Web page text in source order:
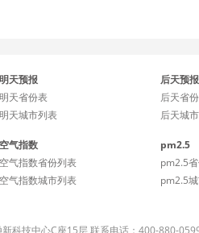
明天预报
明天省份表
明天城市列表
后天预报
后天省
后天城
空气指数
空气指数省份列表
空气指数城市列表
pm2.5
pm2.5
pm2.5
科技中心C座15层 联系电话：400-880-